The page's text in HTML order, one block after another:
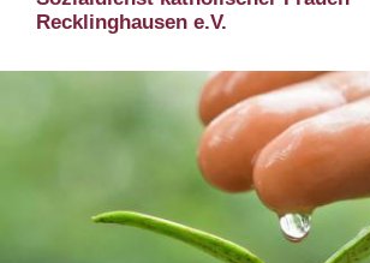
Recklinghausen e.V.